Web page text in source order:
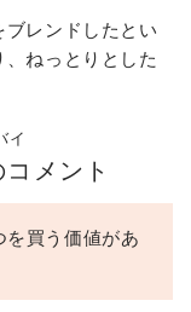
レンドしたとい
ねっとりとした
イ
メント
買う価値があ